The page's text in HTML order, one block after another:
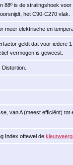
88º is de stralingshoek
het C90-C270 vlak.
meer elektrische en
geldt dat voor iedere
vermogen is geweest.
Distortion.
van A (meest efficiënt) tot
Index oftewel de